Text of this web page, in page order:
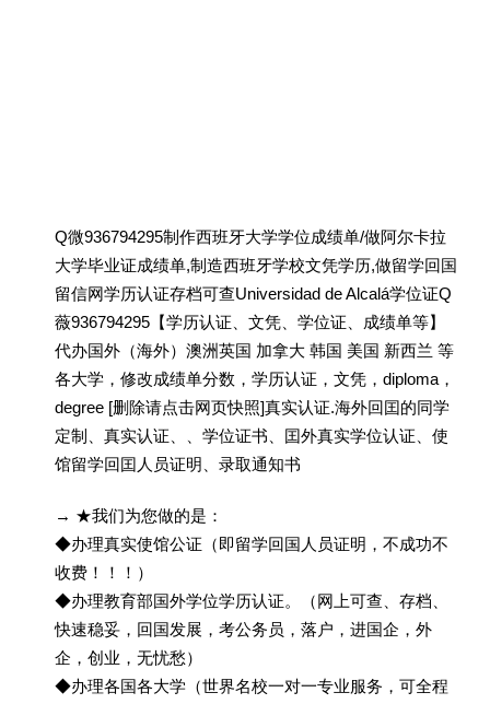
Q微936794295制作西班牙大学学位成绩单/做阿尔卡拉
大学毕业证成绩单,制造西班牙学校文凭学历,做留学回国
留信网学历认证存档可查Universidad de Alcalá学位证Q
薇936794295【学历认证、文凭、学位证、成绩单等】
代办国外（海外）澳洲英国 加拿大 韩国 美国 新西兰 等
各大学，修改成绩单分数，学历认证，文凭，diploma，
degree [删除请点击网页快照]真实认证.海外回囯的同学
定制、真实认证、、学位证书、囯外真实学位认证、使
馆留学回囯人员证明、录取通知书
→ ★我们为您做的是：
◆办理真实使馆公证（即留学回国人员证明，不成功不
收费！！！）
◆办理教育部国外学位学历认证。（网上可查、存档、
快速稳妥，回国发展，考公务员，落户，进国企，外
企，创业，无忧愁）
◆办理各国各大学（世界名校一对一专业服务，可全程